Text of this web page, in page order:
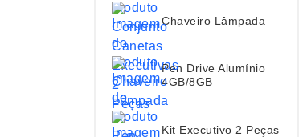
Chaveiro Lâmpada
Pen Drive Alumínio
4GB/8GB
Kit Executivo 2 Peças